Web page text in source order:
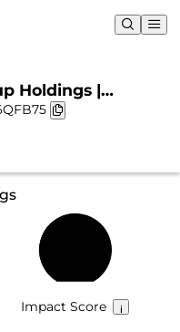
Holdings |
& Chart
Impact Score